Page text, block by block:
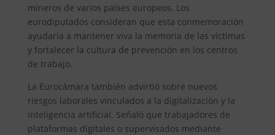
mineros de varios países europeos. Los
eurodiputados consideran que esta conmemoración
ayudaría a mantener viva la memoria de las víctimas
y fortalecer la cultura de prevención en los centros
de trabajo.
La Eurocámara también advirtió sobre nuevos
riesgos laborales vinculados a la digitalización y la
inteligencia artificial. Señaló que trabajadores de
plataformas digitales o supervisados mediante